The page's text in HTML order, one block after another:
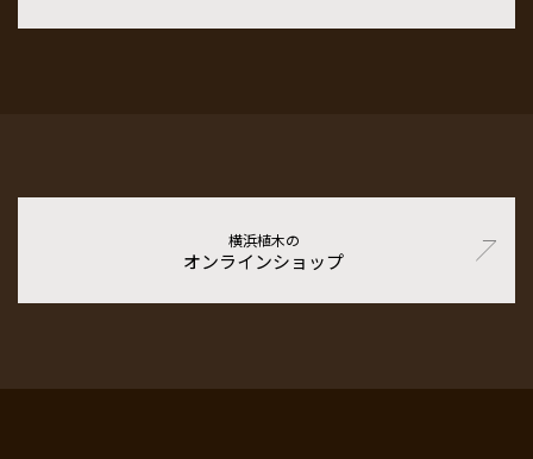
横浜植木の
オンラインショップ